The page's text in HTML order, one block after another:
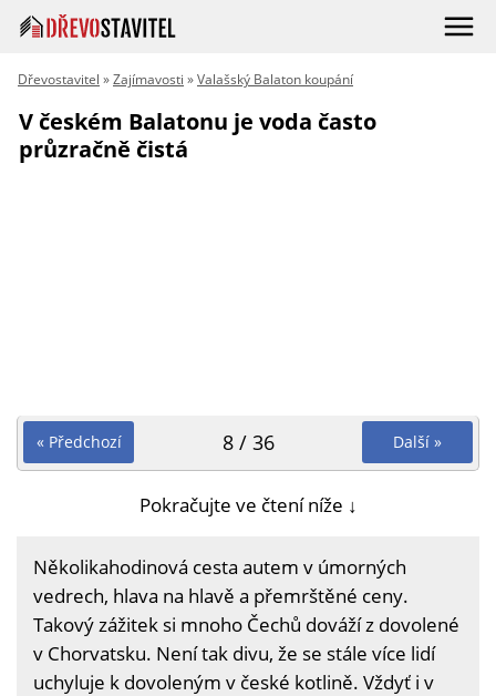
Dřevostavitel »Zajímavosti »Valašský Balaton koupání
V českém Balatonu je voda často
průzračně čistá
« Předchozí Další »
8 / 36
Pokračujte ve čtení níže ↓
Několikahodinová cesta autem v úmorných
vedrech, hlava na hlavě a přemrštěné ceny.
Takový zážitek si mnoho Čechů dováží z dovolené
v Chorvatsku. Není tak divu, že se stále více lidí
uchyluje k dovoleným v české kotlině. Vždyť i v